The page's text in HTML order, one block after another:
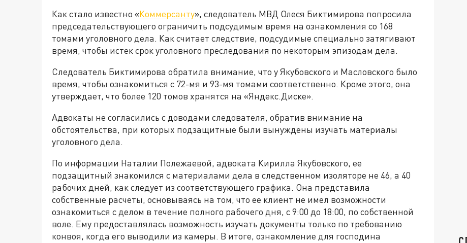
Как стало известно «Коммерсанту», следователь МВД Олеся Биктимирова попросила
председательствующего ограничить подсудимым время на ознакомления со 168
томами уголовного дела. Как считает следствие, подсудимые специально затягивают
время, чтобы истек срок уголовного преследования по некоторым эпизодам дела.
Следователь Биктимирова обратила внимание, что у Якубовского и Масловского было
время, чтобы ознакомиться с 72-мя и 93-мя томами соответственно. Кроме этого, она
утверждает, что более 120 томов хранятся на «Яндекс.Диске».
Адвокаты не согласились с доводами следователя, обратив внимание на
обстоятельства, при которых подзащитные были вынуждены изучать материалы
уголовного дела.
По информации Наталии Полежаевой, адвоката Кирилла Якубовского, ее
подзащитный знакомился с материалами дела в следственном изоляторе не 46, а 40
рабочих дней, как следует из соответствующего графика. Она представила
собственные расчеты, основываясь на том, что ее клиент не имел возможности
ознакомиться с делом в течение полного рабочего дня, с 9:00 до 18:00, по собственной
воле. Ему предоставлялась возможность изучать документы только по требованию
конвоя, когда его выводили из камеры. В итоге, ознакомление для господина